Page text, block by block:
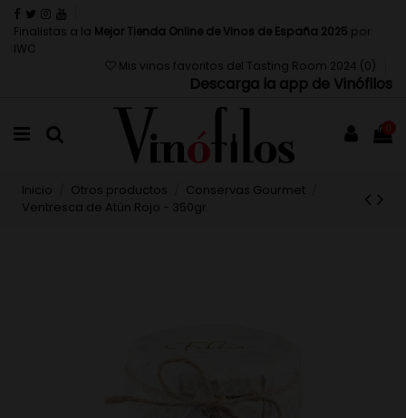
Finalistas a la Mejor Tienda Online de Vinos de España 2025 por
IWC
Mis vinos favoritos del Tasting Room 2024 (0 )
Descarga la app de Vinófilos
0
Inicio Otros productos
Conservas Gourmet
Ventresca de Atún Rojo - 350gr.